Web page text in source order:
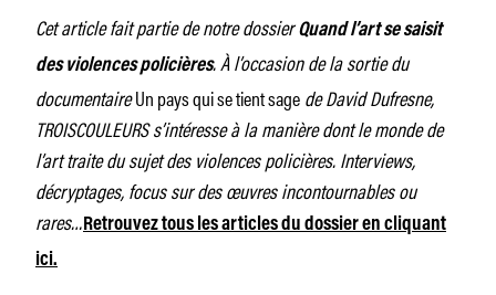
Cet article fait partie de notre dossierQuand l’art se saisit
des violences policières. À l’occasion de la sortie du
documentaireUn pays qui se tient sagede David Dufresne,
TROISCOULEURS s’intéresse à la manière dont le monde de
l’art traite du sujet des violences policières. Interviews,
décryptages, focus sur des œuvres incontournables ou
rares…Retrouvez tous les articles du dossier en cliquant
ici.